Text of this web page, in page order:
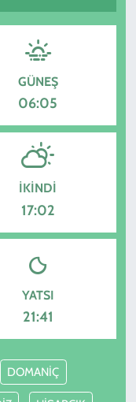
GÜNEŞ
06:05
İKINDI
17:02
YATSI
21:41
DOMANİÇ